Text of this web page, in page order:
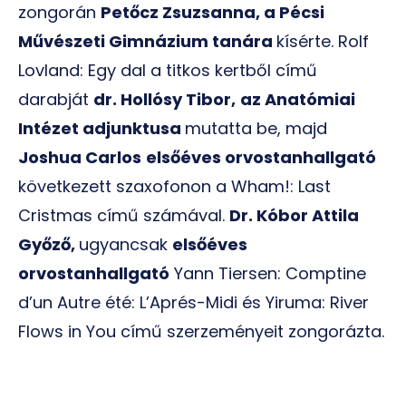
zongorán Petőcz Zsuzsanna, a Pécsi
Művészeti Gimnázium tanára kísérte. Rolf
Lovland: Egy dal a titkos kertből című
darabját dr. Hollósy Tibor, az Anatómiai
Intézet adjunktusa mutatta be, majd
Joshua Carlos elsőéves orvostanhallgató
következett szaxofonon a Wham!: Last
Cristmas című számával. Dr. Kóbor Attila
Győző, ugyancsak elsőéves
orvostanhallgató Yann Tiersen: Comptine
d’un Autre été: L’Aprés-Midi és Yiruma: River
Flows in You című szerzeményeit zongorázta.